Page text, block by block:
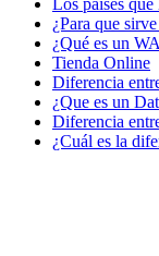
Los países
¿Para que
¿Qué es un
Tienda Online
Diferencia
¿Que es un
Diferencia
¿Cuál es la